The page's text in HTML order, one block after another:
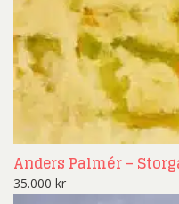
Anders Palmér –
35.000 kr